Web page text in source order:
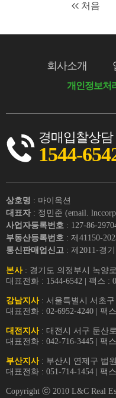
처음
회사소개
개인정보처
경매입찰상담
1544-
상호명 : 마이옥션
대표자 : 정민준 (email.
사업자등록번호 : 127-86-
부동산등록번호 : 제41150-
통신판매업신고 : 제2011-경
본사: 경기도 의정부시 녹양
대표전화 : 1544-6542 | 팩스 :
강남지사: 서울특별시 서초구
대표전화 : 02-6952-4240 | 팩
대전지사: 대전시 서구 둔산
대표전화 : 042-716-3445 | 팩
부산지사: 부산시 연제구 법
대표전화 : 051-714-1454 | 팩
Copyright ⓒ 2010 L&C Real